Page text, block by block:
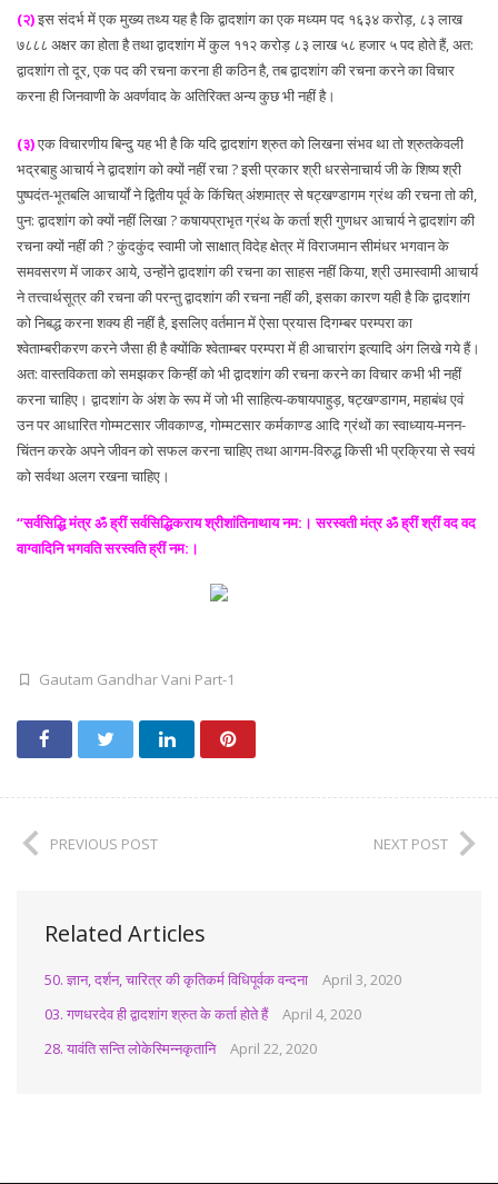
(२)इस संदर्भ में एक मुख्य तथ्य यह है कि द्वादशांग का एक मध्यम पद १६३४ करोड़, ८३ लाख
७८८८ अक्षर का होता है तथा द्वादशांग में कुल ११२ करोड़ ८३ लाख ५८ हजार ५ पद होते हैं, अत:
द्वादशांग तो दूर, एक पद की रचना करना ही कठिन है, तब द्वादशांग की रचना करने का विचार
करना ही जिनवाणी के अवर्णवाद के अतिरिक्त अन्य कुछ भी नहीं है।
(३)एक विचारणीय बिन्दु यह भी है कि यदि द्वादशांग श्रुत को लिखना संभव था तो श्रुतकेवली
भद्रबाहु आचार्य ने द्वादशांग को क्यों नहीं रचा ? इसी प्रकार श्री धरसेनाचार्य जी के शिष्य श्री
पुष्पदंत-भूतबलि आचार्यों ने द्वितीय पूर्व के किंचित् अंशमात्र से षट्खण्डागम ग्रंथ की रचना तो की,
पुन: द्वादशांग को क्यों नहीं लिखा ? कषायप्राभृत ग्रंथ के कर्ता श्री गुणधर आचार्य ने द्वादशांग की
रचना क्यों नहीं की ? कुंदकुंद स्वामी जो साक्षात् विदेह क्षेत्र में विराजमान सीमंधर भगवान के
समवसरण में जाकर आये, उन्होंने द्वादशांग की रचना का साहस नहीं किया, श्री उमास्वामी आचार्य
ने तत्त्वार्थसूत्र की रचना की परन्तु द्वादशांग की रचना नहीं की, इसका कारण यही है कि द्वादशांग
को निबद्ध करना शक्य ही नहीं है, इसलिए वर्तमान में ऐसा प्रयास दिगम्बर परम्परा का
श्वेताम्बरीकरण करने जैसा ही है क्योंकि श्वेताम्बर परम्परा में ही आचारांग इत्यादि अंग लिखे गये हैं।
अत: वास्तविकता को समझकर किन्हीं को भी द्वादशांग की रचना करने का विचार कभी भी नहीं
करना चाहिए। द्वादशांग के अंश के रूप में जो भी साहित्य-कषायपाहुड़, षट्खण्डागम, महाबंध एवं
उन पर आधारित गोम्मटसार जीवकाण्ड, गोम्मटसार कर्मकाण्ड आदि ग्रंथों का स्वाध्याय-मनन-
चिंतन करके अपने जीवन को सफल करना चाहिए तथा आगम-विरुद्ध किसी भी प्रक्रिया से स्वयं
को सर्वथा अलग रखना चाहिए।
“सर्वसिद्धि मंत्र ॐ ह्रीं सर्वसिद्धिकराय श्रीशांतिनाथाय नम:। सरस्वती मंत्र ॐ ह्रीं श्रीं वद वद
वाग्वादिनि भगवति सरस्वति ह्रीं नम:।
Gautam Gandhar Vani Part-1
PREVIOUS POST NEXT POST
Related Articles
50. ज्ञान, दर्शन, चारित्र की कृतिकर्म विधिपूर्वक वन्दना
April 3, 2020
03. गणधरदेव ही द्वादशांग श्रुत के कर्ता होते हैं
April 4, 2020
28. यावंति सन्ति लोकेस्मिन्नकृतानि
April 22, 2020